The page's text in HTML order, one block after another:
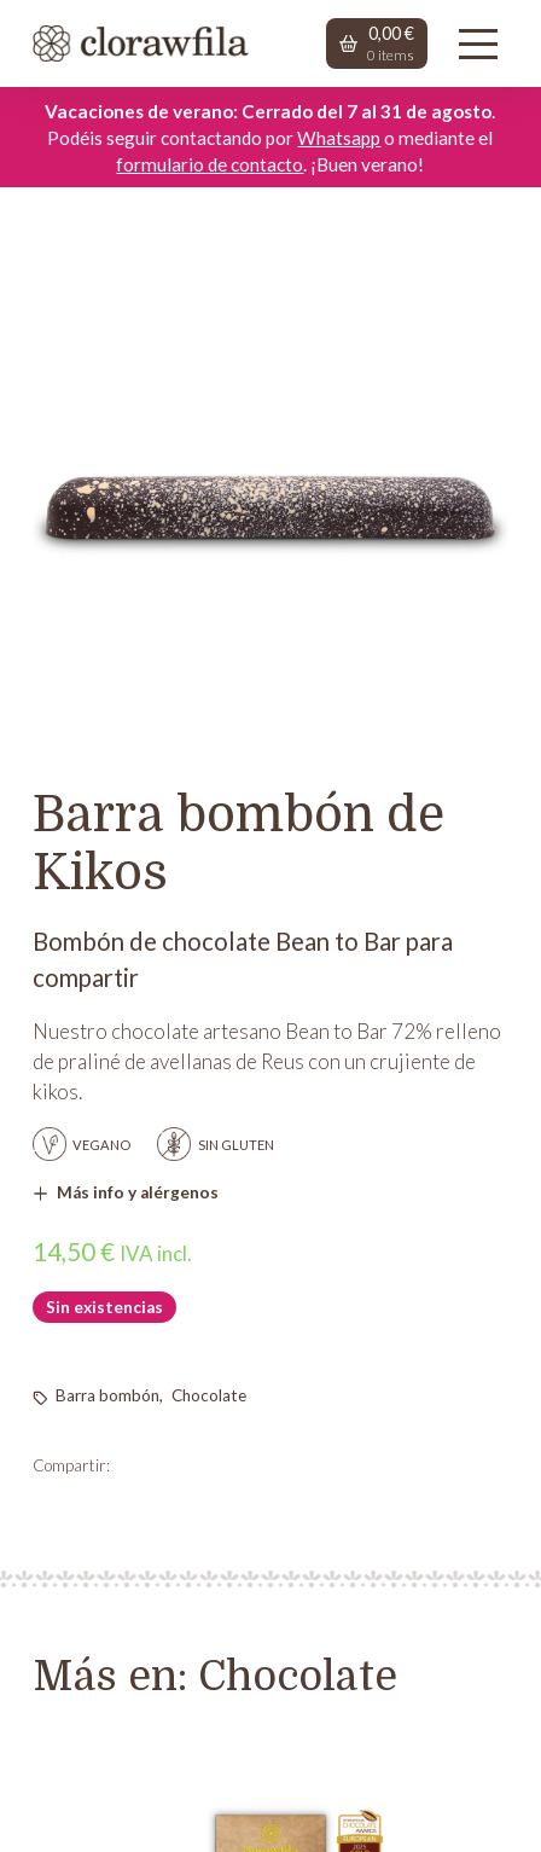
0,00€
0 items
Vacaciones de verano: Cerrado del 7 al 31 de agosto
Podéis seguir contactando porWhatsapp o mediante el
formulario de contacto . ¡Buen verano!
Barra bombón de
Kikos
Bombón de chocolate Bean to Bar para
compartir
Nuestro chocolate artesano Bean to Bar 72% relleno
de praliné de avellanas de Reus con un crujiente de
kikos.
VEGANO SIN GLUTEN
Más info y alérgenos
14,50€ IVA incl.
Sin existencias
Barra bombón, Chocolate
Compartir:
Más en: Chocolate